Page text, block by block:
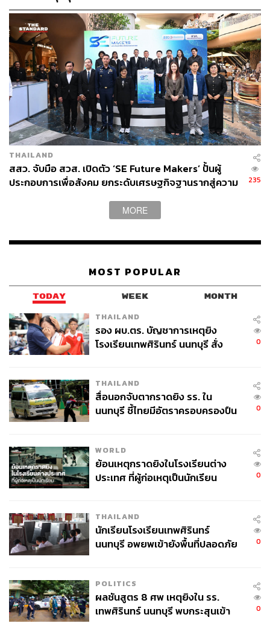
‘การเดินไปพร้อมกัน’ ก็น่าจะเป็นสิ่งที่ดีกว่า หากผู้ประกอบ
การท่านไหนสนใจอยากให้ลีโอช่วยขายของ สามารถฝาก
ร้านเพื่อให้ศิลปินช่วยขายได้ที่เพจ LEO Thailand เพียงคอม
เมนต์ฝากร้านไว้ใต้โพสต์ ลีโอจะช่วยคุณขายเต็มที่ แล้วอย่า
ลืมติดตามกิจกรรมดีๆ แบบนี้จากลีโอได้อย่างต่อเนื่อง
TAGS: ผู้ประกอบการ คอนเสิร์ตออนไลน์
Leo Stage
LEO Night Live Stage
SMEs
ร้านอาหาร
นักดนตรี
ABOUT THE AUTHOR
THE STANDARD POP TEAM
CULTURE. Instagram / Facebook / Twitter :
thestandardpop
เงินประกันสังคม
THAILAND
สสว. จับมือ สวส. เปิดตัว ‘SE Future Makers’ ปั้นผู้
ประกอบการเพื่อสังคม ยกระดับเศรษฐกิจฐานรากสู่ความ
235
MORE
MOST POPULAR
TODAY WEEK MONTH
THAILAND
รอง ผบ.ตร. บัญชาการเหตุยิง
โรงเรียนเทพศิรินทร์ นนทบุรี สั่ง
0
THAILAND
สื่อนอกจับตากราดยิง รร. ใน
นนทบุรี ชี้ไทยมีอัตราครอบครองปืน
0
WORLD
ย้อนเหตุกราดยิงในโรงเรียนต่าง
ประเทศ ที่ผู้ก่อเหตุเป็นนักเรียน
0
THAILAND
นักเรียนโรงเรียนเทพศิรินทร์
นนทบุรี อพยพเข้ายังพื้นที่ปลอดภัย
0
POLITICS
ผลชันสูตร 8 ศพ เหตุยิงใน รร.
เทพศิรินทร์ นนทบุรี พบกระสุนเข้า
0